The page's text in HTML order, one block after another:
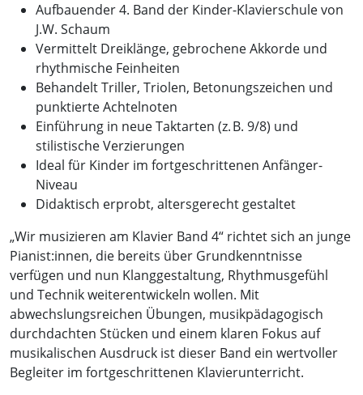
Aufbauender 4. Band der Kinder-Klavierschule von
J.W. Schaum
Vermittelt Dreiklänge, gebrochene Akkorde und
rhythmische Feinheiten
Behandelt Triller, Triolen, Betonungszeichen und
punktierte Achtelnoten
Einführung in neue Taktarten (z. B. 9/8) und
stilistische Verzierungen
Ideal für Kinder im fortgeschrittenen Anfänger-
Niveau
Didaktisch erprobt, altersgerecht gestaltet
„Wir musizieren am Klavier Band 4“ richtet sich an junge
Pianist:innen, die bereits über Grundkenntnisse
verfügen und nun Klanggestaltung, Rhythmusgefühl
und Technik weiterentwickeln wollen. Mit
abwechslungsreichen Übungen, musikpädagogisch
durchdachten Stücken und einem klaren Fokus auf
musikalischen Ausdruck ist dieser Band ein wertvoller
Begleiter im fortgeschrittenen Klavierunterricht.